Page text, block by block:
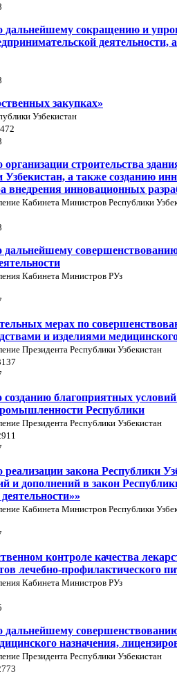
дальнейшему сокращению и
закупках»
Узбекистан
строительства
Узбекистан, а также созданию
внедрения инновационных
Кабинета Министров Республики
дальнейшему
Кабинета Министров РУз
мерах по
и изделиями
Президента Республики Узбекистан
благоприятных
Республики
Президента Республики Узбекистан
закона Республики
и дополнений в закон
Кабинета Министров Республики
контроле качества
лечебно-профилактического
Кабинета Министров РУз
дальнейшему
назначения,
Президента Республики Узбекистан